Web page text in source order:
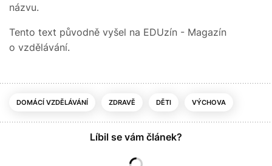
názvu.
Tento text původně vyšel na EDUzín - Magazín
o vzdělávání.
DOMÁCÍ VZDĚLÁVÁNÍ ZDRAVĚ DĚTI VÝCHOVA
Líbil se vám článek?